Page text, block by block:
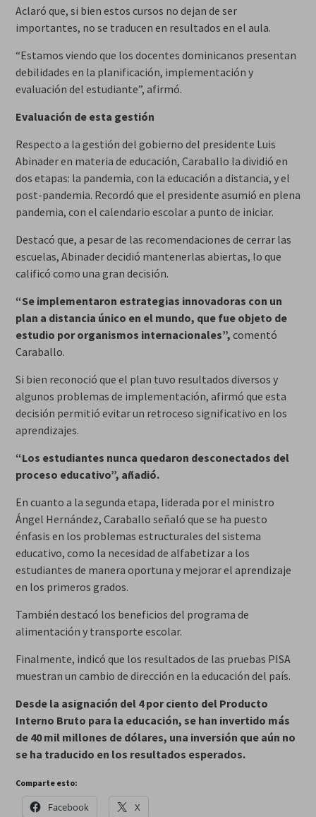
Aclaró que, si bien estos cursos no dejan de ser
importantes, no se traducen en resultados en el aula.
“Estamos viendo que los docentes dominicanos presentan
debilidades en la planificación, implementación y
evaluación del estudiante”, afirmó.
Evaluación de esta gestión
Respecto a la gestión del gobierno del presidente Luis
Abinader en materia de educación, Caraballo la dividió en
dos etapas: la pandemia, con la educación a distancia, y el
post-pandemia. Recordó que el presidente asumió en plena
pandemia, con el calendario escolar a punto de iniciar.
Destacó que, a pesar de las recomendaciones de cerrar las
escuelas, Abinader decidió mantenerlas abiertas, lo que
calificó como una gran decisión.
“Se implementaron estrategias innovadoras con un
plan a distancia único en el mundo, que fue objeto de
estudio por organismos internacionales”, comentó
Caraballo.
Si bien reconoció que el plan tuvo resultados diversos y
algunos problemas de implementación, afirmó que esta
decisión permitió evitar un retroceso significativo en los
aprendizajes.
“Los estudiantes nunca quedaron desconectados del
proceso educativo”, añadió.
En cuanto a la segunda etapa, liderada por el ministro
Ángel Hernández, Caraballo señaló que se ha puesto
énfasis en los problemas estructurales del sistema
educativo, como la necesidad de alfabetizar a los
estudiantes de manera oportuna y mejorar el aprendizaje
en los primeros grados.
También destacó los beneficios del programa de
alimentación y transporte escolar.
Finalmente, indicó que los resultados de las pruebas PISA
muestran un cambio de dirección en la educación del país.
Desde la asignación del 4 por ciento del Producto
Interno Bruto para la educación, se han invertido más
de 40 mil millones de dólares, una inversión que aún no
se ha traducido en los resultados esperados.
Comparte esto:
Facebook X